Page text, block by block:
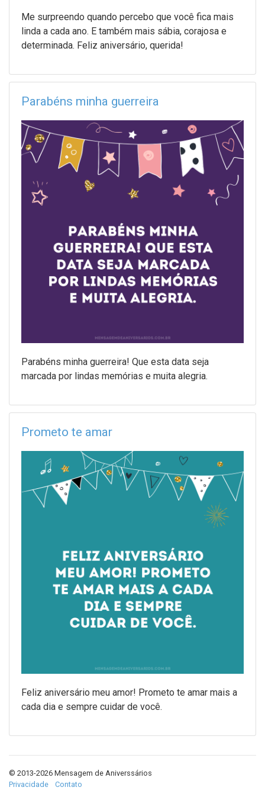
Me surpreendo quando percebo que você fica mais
linda a cada ano. E também mais sábia, corajosa e
determinada. Feliz aniversário, querida!
Parabéns minha guerreira
Parabéns minha guerreira! Que esta data seja
marcada por lindas memórias e muita alegria.
Prometo te amar
Feliz aniversário meu amor! Prometo te amar mais a
cada dia e sempre cuidar de você.
© 2013-2026 Mensagem de Aniverssários
Privacidade
Contato